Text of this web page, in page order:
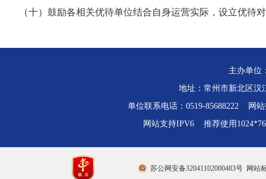
（十）鼓励各相关优待单位结合自身运营实际，设立优
主办单位
地址：常州市新北区
单位联系电话：0519-85688222 网站
网站支持IPV6 推荐使用
苏公网安备32041102000483号 网站